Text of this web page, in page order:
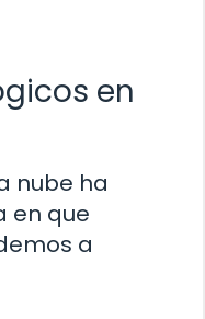
en
nube ha
en que
a